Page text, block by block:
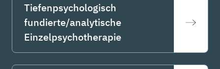
Tiefenpsychologisch
fundierte/analytische
Einzelpsychotherapie